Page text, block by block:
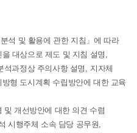
석 및 활용에 관한 지침 」에 따라
대상으로 제도 및 지침 설명 ,
정상 주의사항 설명 , 지자체
형 도시계획 수립방안에 대한 교육
선방안에 대한 의견 수렴
시행주체 소속 담당 공무원,